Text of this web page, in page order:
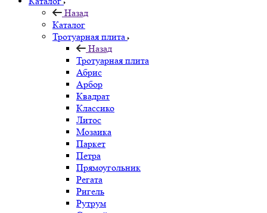
Назад
Каталог
Тротуарная плита
Назад
Тротуарная плита
Абрис
Арбор
Квадрат
Классико
Литос
Мозаика
Паркет
Петра
Прямоугольник
Регата
Ригель
Рутрум